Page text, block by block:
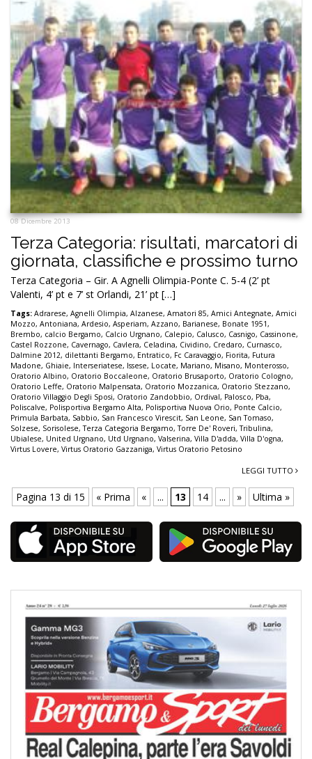
08 Dicembre 2013
Terza Categoria: risultati, marcatori di
giornata, classifiche e prossimo turno
Terza Categoria – Gir. A Agnelli Olimpia-Ponte C. 5-4 (2’ pt
Valenti, 4’ pt e 7’ st Orlandi, 21’ pt […]
Tags: Adrarese, Agnelli Olimpia, Alzanese, Amatori 85, Amici Antegnate, Amici
Mozzo, Antoniana, Ardesio, Asperiam, Azzano, Barianese, Bonate 1951,
Brembo, calcio Bergamo, Calcio Urgnano, Calepio, Calusco, Casnigo, Cassinone,
Castel Rozzone, Cavernago, Cavlera, Celadina, Cividino, Credaro, Curnasco,
Dalmine 2012, dilettanti Bergamo, Entratico, Fc Caravaggio, Fiorita, Futura
Madone, Ghiaie, Interseriatese, Issese, Locate, Mariano, Misano, Monterosso,
Oratorio Albino, Oratorio Boccaleone, Oratorio Brusaporto, Oratorio Cologno,
Oratorio Leffe, Oratorio Malpensata, Oratorio Mozzanica, Oratorio Stezzano,
Oratorio Villaggio Degli Sposi, Oratorio Zandobbio, Ordival, Palosco, Pba,
Poliscalve, Polisportiva Bergamo Alta, Polisportiva Nuova Orio, Ponte Calcio,
Primula Barbata, Sabbio, San Francesco Virescit, San Leone, San Tomaso,
Solzese, Sorisolese,Terza Categoria Bergamo,Torre De' Roveri,Tribulina,
Ubialese, United Urgnano, Utd Urgnano, Valserina, Villa D'adda, Villa D'ogna,
Virtus Lovere, Virtus Oratorio Gazzaniga, Virtus Oratorio Petosino
LEGGI TUTTO
Pagina 13 di 15 « Prima « ... 13 14 ... » Ultima »